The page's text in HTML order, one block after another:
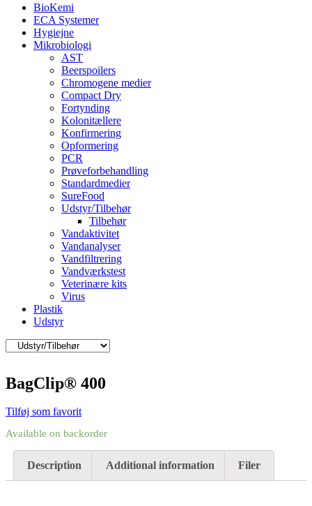
BioKemi
ECA Systemer
Hygiejne
Mikrobiologi
AST
Beerspoilers
Chromogene medier
Compact Dry
Fortynding
Kolonitællere
Konfirmering
Opformering
PCR
Prøveforbehandling
Standardmedier
SureFood
Udstyr/Tilbehør
Tilbehør
Vandaktivitet
Vandanalyser
Vandfiltrering
Vandværkstest
Veterinære kits
Virus
Plastik
Udstyr
BagClip® 400
Tilføj som favorit
Available on backorder
Description Additional information Filer